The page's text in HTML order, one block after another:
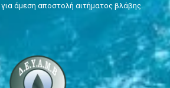
για άμεση αποστολή αιτήματος βλάβης.